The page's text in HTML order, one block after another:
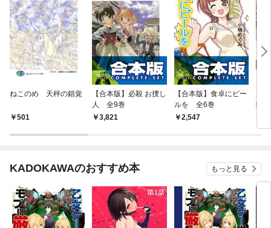
ねこのめ 天秤の錯覚
501
【合本版】必殺 お捜し
人 全9巻
3,821
【合本版】食卓にビー
ルを 全6巻
2,547
道
KADOKAWAのおすすめ本 もっと見る